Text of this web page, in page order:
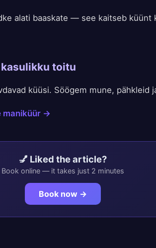
alati baaskate — see kaitseb küünt
kasulikku toitu
küüsi. Söögem mune, pähkleid
maniküür →
💅 Liked the article?
Book online — it takes just 2 minutes
Book now →